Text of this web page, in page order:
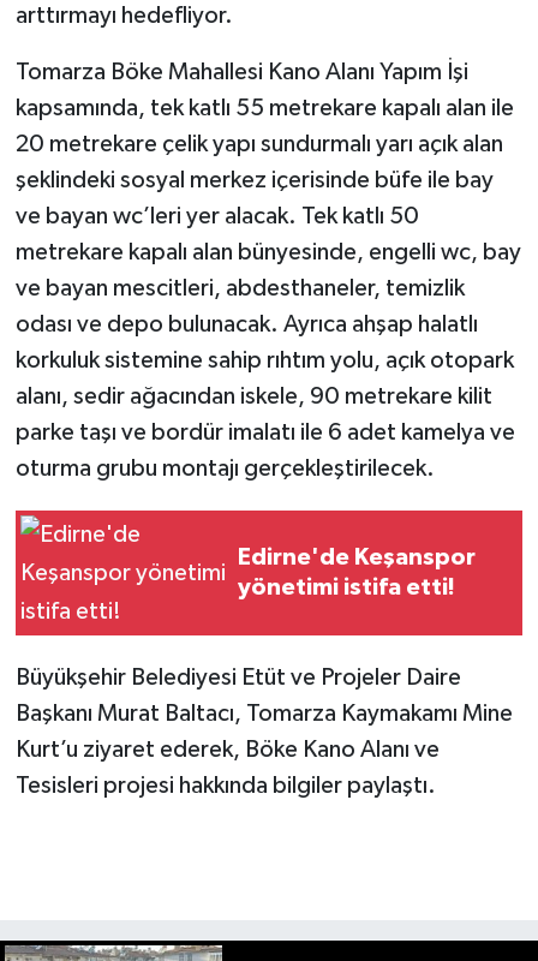
arttırmayı hedefliyor.
Tomarza Böke Mahallesi Kano Alanı Yapım İşi
kapsamında, tek katlı 55 metrekare kapalı alan ile
20 metrekare çelik yapı sundurmalı yarı açık alan
şeklindeki sosyal merkez içerisinde büfe ile bay
ve bayan wc’leri yer alacak. Tek katlı 50
metrekare kapalı alan bünyesinde, engelli wc, bay
ve bayan mescitleri, abdesthaneler, temizlik
odası ve depo bulunacak. Ayrıca ahşap halatlı
korkuluk sistemine sahip rıhtım yolu, açık otopark
alanı, sedir ağacından iskele, 90 metrekare kilit
parke taşı ve bordür imalatı ile 6 adet kamelya ve
oturma grubu montajı gerçekleştirilecek.
Edirne'de Keşanspor
yönetimi istifa etti!
Büyükşehir Belediyesi Etüt ve Projeler Daire
Başkanı Murat Baltacı, Tomarza Kaymakamı Mine
Kurt’u ziyaret ederek, Böke Kano Alanı ve
Tesisleri projesi hakkında bilgiler paylaştı.